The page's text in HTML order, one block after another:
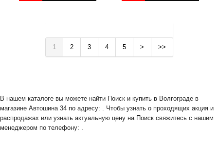
1 2 3 4 5 > >>
В нашем каталоге вы можете найти Поиск и купить в Волгограде в
магазине Автошина 34 по адресу: . Чтобы узнать о проходящих акция и
распродажах или узнать актуальную цену на Поиск свяжитесь с нашим
менеджером по телефону: .